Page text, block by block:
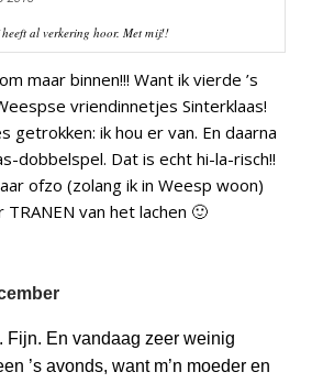
al verkering hoor. Met mij!!
maar binnen!!! Want ik vierde ’s
vriendinnetjes Sinterklaas!
getrokken: ik hou er van. En daarna
dobbelspel. Dat is echt hi-la-risch!!
ofzo (zolang ik in Weesp woon)
van het lachen 🙂
Fijn. En vandaag zeer weinig
’s avonds, want m’n moeder en